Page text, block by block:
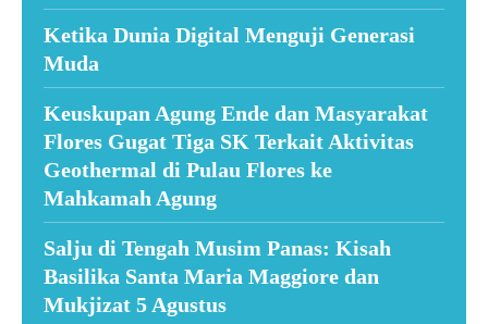
Ketika Dunia Digital Menguji Generasi
Muda
Keuskupan Agung Ende dan Masyarakat
Flores Gugat Tiga SK Terkait Aktivitas
Geothermal di Pulau Flores ke
Mahkamah Agung
Salju di Tengah Musim Panas: Kisah
Basilika Santa Maria Maggiore dan
Mukjizat 5 Agustus